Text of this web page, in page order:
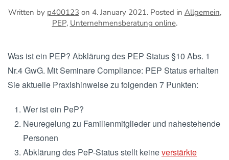
Written by p400123 on 4. January 2021. Posted in Allgemein,
PEP, Unternehmensberatung online.
Was ist ein PEP? Abklärung des PEP Status §10 Abs. 1
Nr.4 GwG. Mit Seminare Compliance: PEP Status erhalten
Sie aktuelle Praxishinweise zu folgenden 7 Punkten:
Wer ist ein PeP?
Neuregelung zu Familienmitglieder und nahestehende
Personen
Abklärung des PeP-Status stellt keineverstärkte